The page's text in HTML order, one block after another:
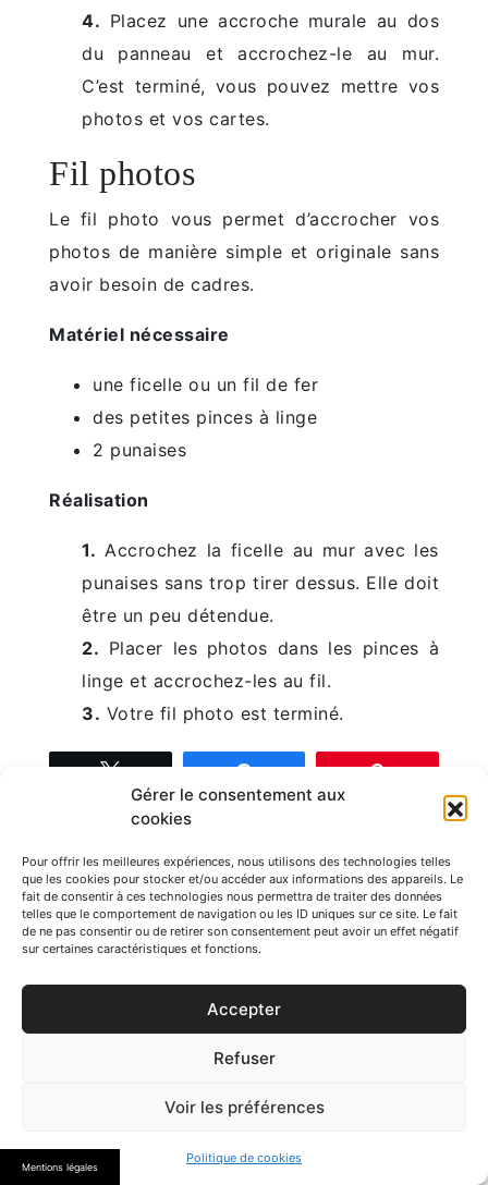
Gérer le consentement aux
cookies
Pour offrir les meilleures expériences, nous utilisons des technologies telles
que les cookies pour stocker et/ou accéder aux informations des appareils. Le
fait de consentir à ces technologies nous permettra de traiter des données
telles que le comportement de navigation ou les ID uniques sur ce site. Le fait
de ne pas consentir ou de retirer son consentement peut avoir un effet négatif
sur certaines caractéristiques et fonctions.
Accepter
Refuser
Voir les préférences
Politique de cookies
Mentions légales
4. Placez une accroche murale au dos
du panneau et accrochez-le au mur.
C’est terminé, vous pouvez mettre vos
photos et vos cartes.
Fil photos
Le fil photo vous permet d’accrocher vos
photos de manière simple et originale sans
avoir besoin de cadres.
Matériel nécessaire
une ficelle ou un fil de fer
des petites pinces à linge
2 punaises
Réalisation
1. Accrochez la ficelle au mur avec les
punaises sans trop tirer dessus. Elle doit
être un peu détendue.
2. Placer les photos dans les pinces à
linge et accrochez-les au fil.
3. Votre fil photo est terminé.
Tweetez Partagez Épingle
Navigation
de
l’article
< Eclairer la chambre
You Might Also Like